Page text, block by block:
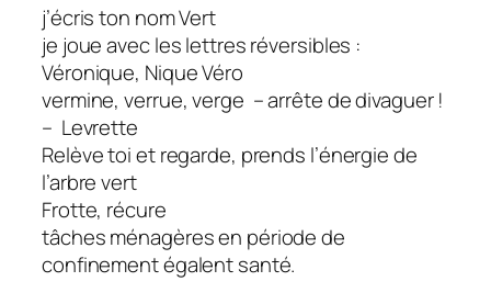
j’écris ton nom Vert
je joue avec les lettres réversibles :
Véronique, Nique Véro
vermine, verrue, verge – arrête de divaguer !
– Levrette
Relève toi et regarde, prends l’énergie de
l’arbre vert
Frotte, récure
tâches ménagères en période de
confinement égalent santé.